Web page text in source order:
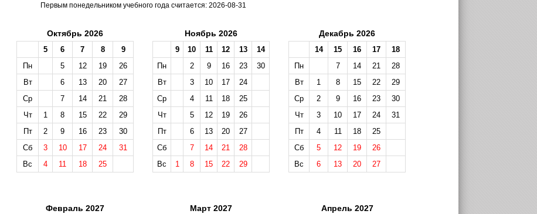
Первым понедельником учебного года считается: 2026-08-31
Октябрь 2026
5 6 7 8
9
Пн
5 12 19
26
Вт
6 13 20
27
Ср
7 14 21
28
Чт
1 8 15 22
29
Пт
2 9 16 23
30
Сб
3 10 17 24
31
Вс
4 11 18 25
Ноябрь 2026
9 10 11 12 13
14
Пн
2 9 16 23
30
Вт
3 10 17
24
Ср
4 11 18
25
Чт
5 12 19
26
Пт
6 13 20
27
Сб
7 14 21
28
Вс
1 8 15 22 29
Декабрь 2026
14 15 16 17
18
Пн
7 14 21
28
Вт
1 8 15 22
29
Ср
2 9 16 23
30
Чт
3 10 17 24
31
Пт
4 11 18
25
Сб
5 12 19
26
Вс
6 13 20 27
Февраль 2027 Март 2027 Апрель 2027